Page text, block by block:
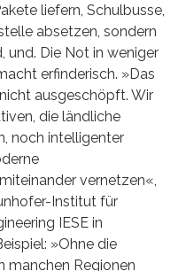
liefern, Schulbusse,
absetzen, sondern
und. Die Not in weniger
erfinderisch. »Das
ausgeschöpft. Wir
die ländliche
noch intelligenter
vernetzen«,
Institut für
IESE in
»Ohne die
manchen Regionen